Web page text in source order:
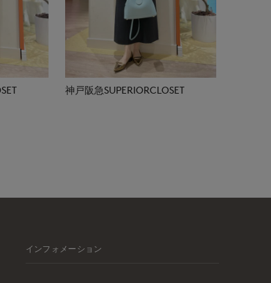
神戸阪急SUPERIORCLOSET
インフォメーション